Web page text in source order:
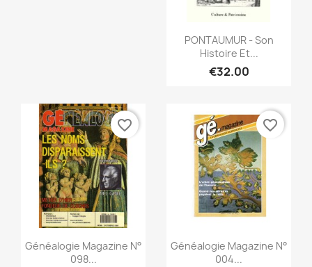
Quick view
PONTAUMUR - Son
Histoire Et...
€32.00
Quick view
Généalogie Magazine N°
098...
favorite_border
Quick view
Généalogie Magazine N°
004...
favorite_border